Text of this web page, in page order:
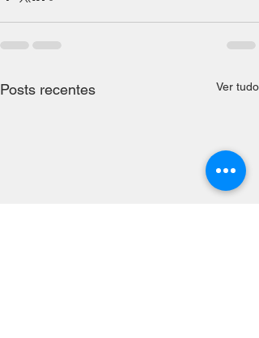
Posts recentes Ver tudo